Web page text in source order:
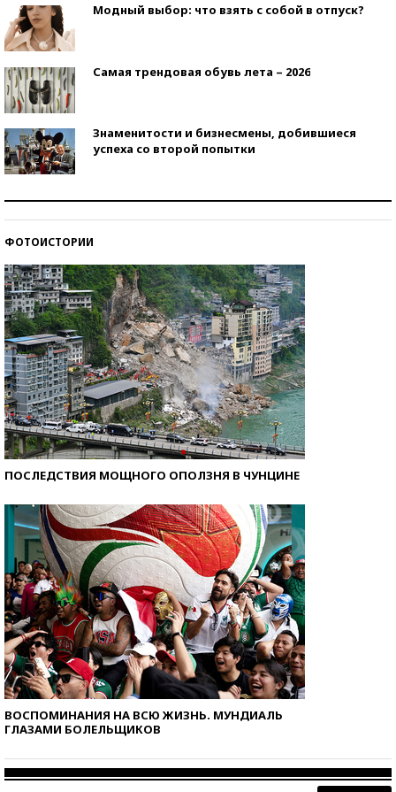
Модный выбор: что взять с собой в отпуск?
Самая трендовая обувь лета – 2026
Знаменитости и бизнесмены, добившиеся
успеха со второй попытки
ФОТОИСТОРИИ
ПОСЛЕДСТВИЯ МОЩНОГО ОПОЛЗНЯ В ЧУНЦИНЕ
ВОСПОМИНАНИЯ НА ВСЮ ЖИЗНЬ. МУНДИАЛЬ
ГЛАЗАМИ БОЛЕЛЬЩИКОВ